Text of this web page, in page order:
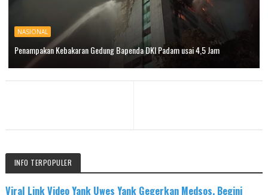
NASIONAL
Penampakan Kebakaran Gedung Bapenda DKI Padam usai 4,5 Jam
INFO TERPOPULER
Viral Link Video Yank Uwes Yank Gegerkan Medsos, Begini